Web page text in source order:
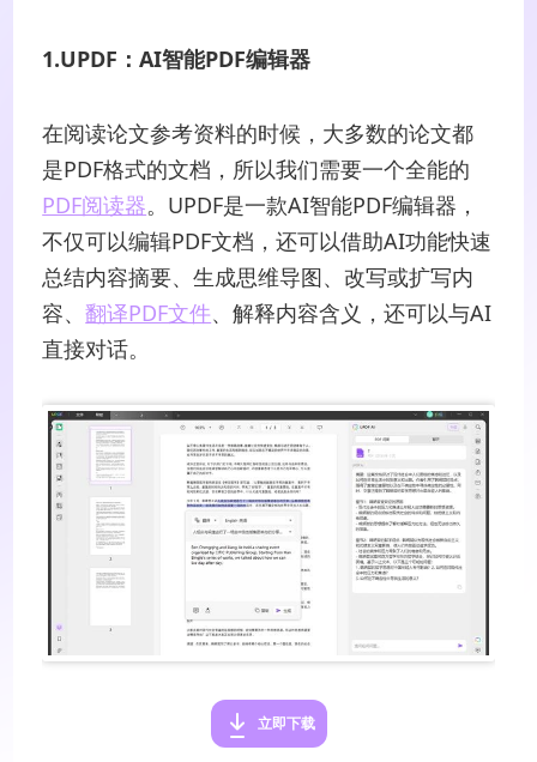
1.UPDF：AI智能PDF编辑器
在阅读论文参考资料的时候，大多数的论文都
是PDF格式的文档，所以我们需要一个全能的
PDF阅读器。UPDF是一款AI智能PDF编辑器，
不仅可以编辑PDF文档，还可以借助AI功能快速
总结内容摘要、生成思维导图、改写或扩写内
容、翻译PDF文件、解释内容含义，还可以与AI
直接对话。
立即下载